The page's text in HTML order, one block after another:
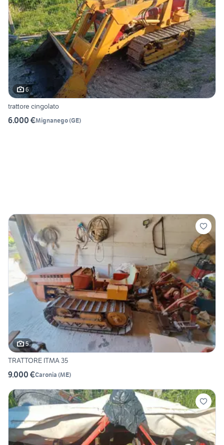
6
trattore cingolato
6.000 €Mignanego(GE)
5
TRATTORE ITMA 35
9.000 €Caronia (ME)